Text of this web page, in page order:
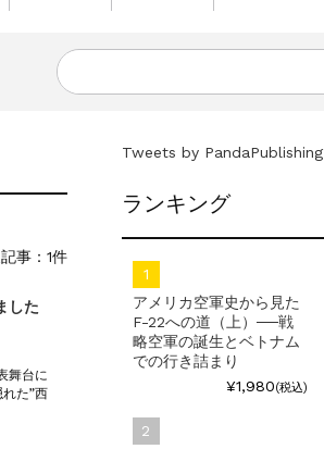
事：1件
した
舞台に
た”西
Tweets by PandaPublishing
ランキング
アメリカ空軍史から見た
F-22への道（上）──戦
略空軍の誕生とベトナム
での行き詰まり
¥1,980(税込)